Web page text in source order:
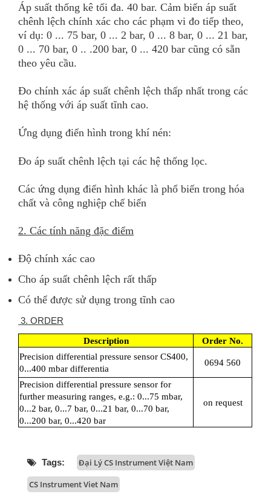
Áp suất thống kê tối đa. 40 bar. Cảm biến áp suất
chênh lệch chính xác cho các phạm vi đo tiếp theo,
ví dụ: 0 ... 75 bar, 0 ... 2 bar, 0 ... 8 bar, 0 ... 21 bar,
0 ... 70 bar, 0 .. .200 bar, 0 ... 420 bar cũng có sẵn
theo yêu cầu.
Đo chính xác áp suất chênh lệch thấp nhất trong các
hệ thống với áp suất tĩnh cao.
Ứng dụng điển hình trong khí nén:
Đo áp suất chênh lệch tại các hệ thống lọc.
Các ứng dụng điển hình khác là phổ biến trong hóa
chất và công nghiệp chế biến
2. Các tính năng đặc điểm
Độ chính xác cao
Cho áp suất chênh lệch rất thấp
Có thể được sử dụng trong tĩnh cao
3. ORDER
Description
Order No.
Precision differential pressure sensor CS400,
0...400 mbar differentia
0694 560
Precision differential pressure sensor for
further measuring ranges, e.g.: 0...75 mbar,
0...2 bar, 0...7 bar, 0...21 bar, 0...70 bar,
0...200 bar, 0...420 bar
on request
Tags:
Đại Lý CS Instrument Việt Nam
CS Instrument Viet Nam